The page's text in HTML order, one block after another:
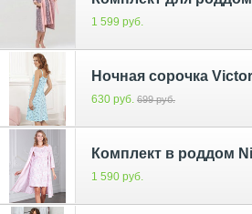
1 599 руб.
630 руб. 699 руб.
1 590 руб.